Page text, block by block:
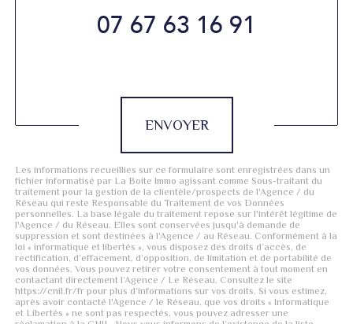
07 67 63 16 91
ENVOYER
Les informations recueillies sur ce formulaire sont enregistrées dans un
fichier informatisé par La Boite Immo agissant comme Sous-traitant du
traitement pour la gestion de la clientèle/prospects de l'Agence / du
Réseau qui reste Responsable du Traitement de vos Données
personnelles. La base légale du traitement repose sur l'intérêt légitime de
l'Agence / du Réseau. Elles sont conservées jusqu'à demande de
suppression et sont destinées à l'Agence / au Réseau. Conformément à la
loi « informatique et libertés », vous disposez des droits d’accès, de
rectification, d’effacement, d’opposition, de limitation et de portabilité de
vos données. Vous pouvez retirer votre consentement à tout moment en
contactant directement l’Agence / Le Réseau. Consultez le site
https://cnil.fr/fr pour plus d’informations sur vos droits. Si vous estimez,
après avoir contacté l'Agence / le Réseau, que vos droits « Informatique
et Libertés » ne sont pas respectés, vous pouvez adresser une